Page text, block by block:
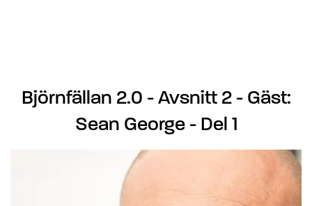
Björnfällan 2.0 - Avsnitt 2 - Gäst:
Sean George - Del 1